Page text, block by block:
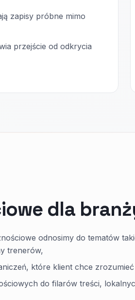
zapisy próbne mimo
przejście od odkrycia
dla
odnosimy do tematów
trenerów,
które klient chce
do filarów treści,